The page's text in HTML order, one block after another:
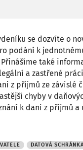
se dozvíte o
podání k
také
a zastřené
z příjmů ze závislé
chyby v
k dani z příjmů a
DATOVÁ